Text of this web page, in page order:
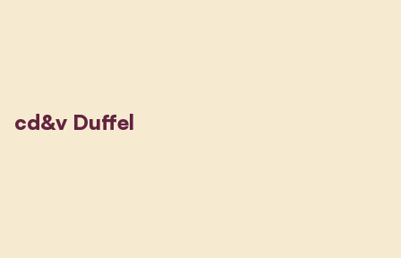
cd&v Duffel